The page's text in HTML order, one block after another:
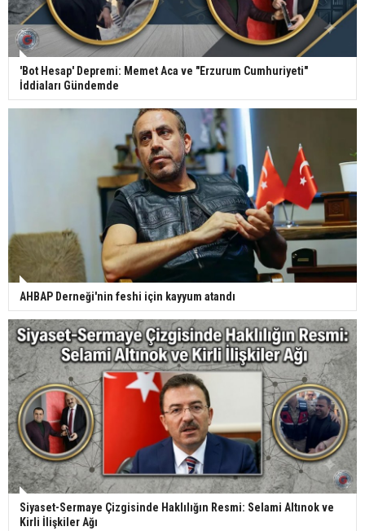
'Bot Hesap' Depremi: Memet Aca ve "Erzurum Cumhuriyeti"
İddiaları Gündemde
AHBAP Derneği'nin feshi için kayyum atandı
Siyaset-Sermaye Çizgisinde Haklılığın Resmi: Selami Altınok ve
Kirli İlişkiler Ağı